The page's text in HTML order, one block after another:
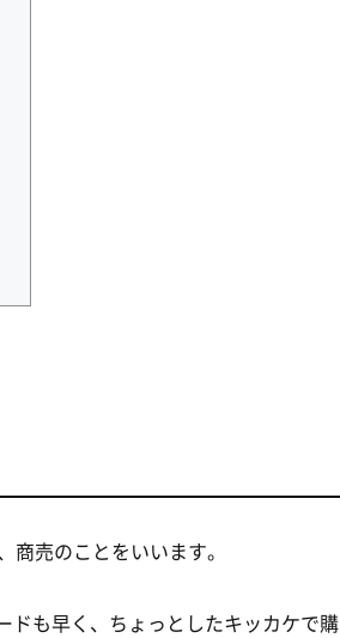
売のことをいいます。
ドも早く、ちょっとしたキッカケで購